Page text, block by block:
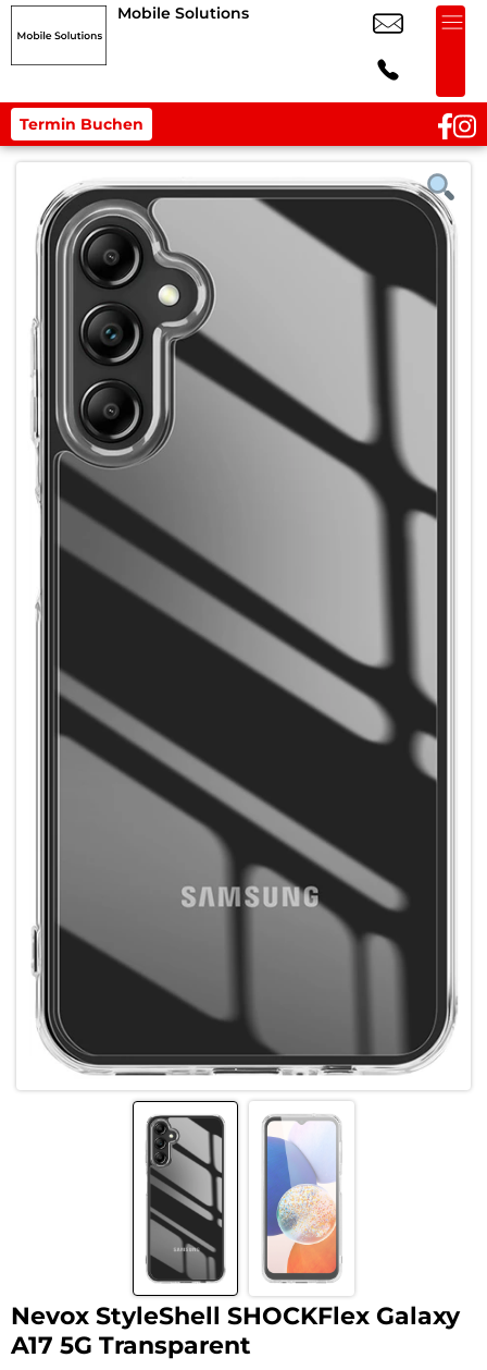
Mobile Solutions
Termin Buchen
Nevox StyleShell SHOCKFlex Galaxy
A17 5G Transparent